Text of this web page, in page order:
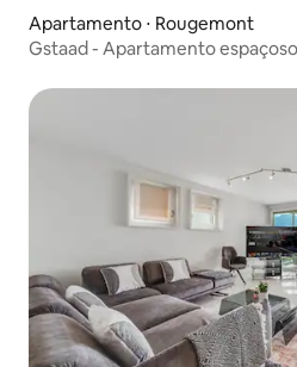
Apartamento ⋅ Rougemont
Gstaad - Apartamento